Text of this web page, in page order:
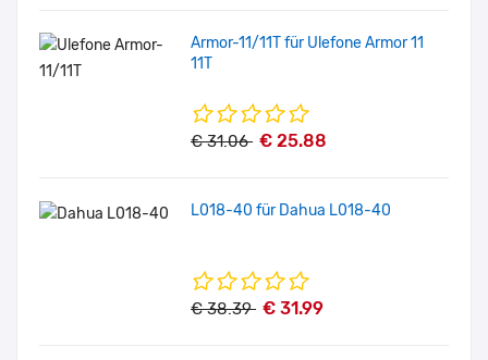
Armor-11/11T für Ulefone Armor 11
11T
€ 31.06 € 25.88
L018-40 für Dahua L018-40
€ 38.39 € 31.99